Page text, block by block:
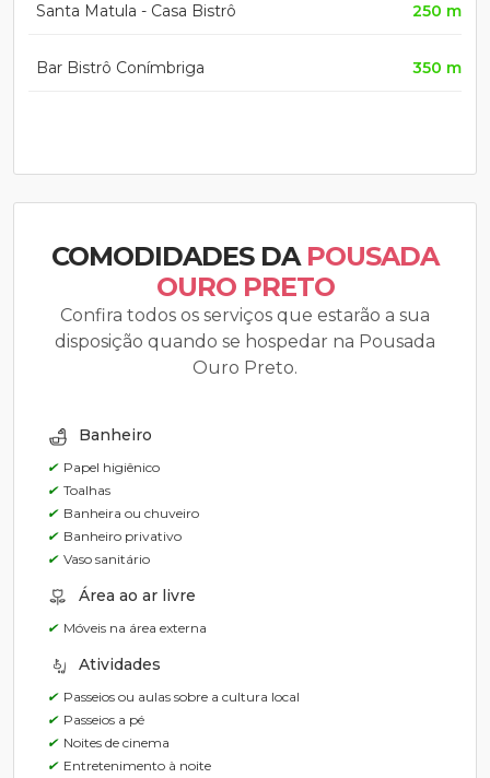
Santa Matula - Casa Bistrô 250 m
Bar Bistrô Conímbriga 350 m
COMODIDADES DA POUSADA
OURO PRETO
Confira todos os serviços que estarão a sua
disposição quando se hospedar na Pousada
Ouro Preto.
Banheiro
✔ Papel higiênico
✔ Toalhas
✔ Banheira ou chuveiro
✔ Banheiro privativo
✔ Vaso sanitário
Área ao ar livre
✔ Móveis na área externa
Atividades
✔ Passeios ou aulas sobre a cultura local
✔ Passeios a pé
✔ Noites de cinema
✔ Entretenimento à noite